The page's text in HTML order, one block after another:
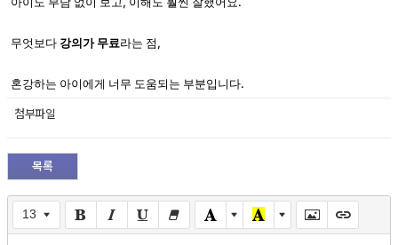
무엇보다 강의가 무료라는 점,
혼강하는 아이에게 너무 도움되는 부분입니다.
첨부파일
목록
13